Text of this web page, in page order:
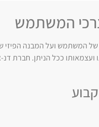
המשתמש
המשתמש ועל המבנה הפיזי
ככל הניתן. חברת